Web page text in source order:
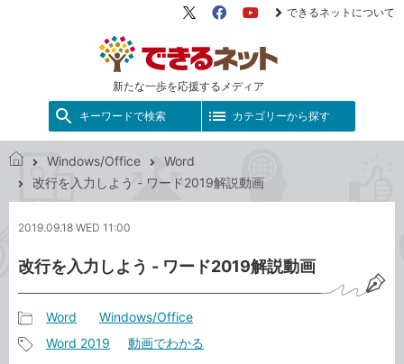
新たな一歩を応援するメディア
X（旧
FacebookYouTube
できるネットについて
キーワードで検索 カテゴリーから探す
で
き
ネ
ト
Windows/Office
Word
改行を入力しよう - ワード2019解説動画
2019.09.18 WED 11:00
改行を入力しよう - ワード2019解説動画
事
Word Windows/Office
Word 2019 動画でわかる